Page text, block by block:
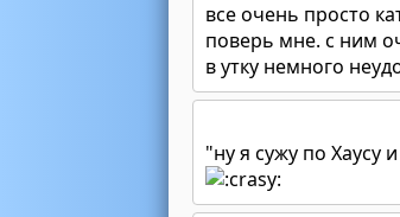
все очень просто
поверь мне. с ним
в утку немного
"ну я сужу по Хаусу